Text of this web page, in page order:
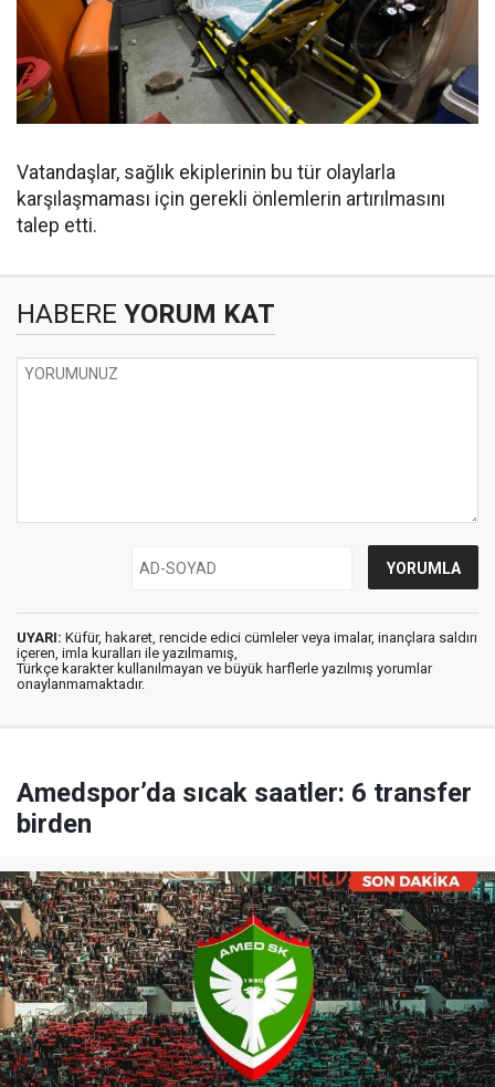
Vatandaşlar, sağlık ekiplerinin bu tür olaylarla
karşılaşmaması için gerekli önlemlerin artırılmasını
talep etti.
HABERE YORUM KAT
UYARI: Küfür, hakaret, rencide edici cümleler veya imalar, inançlara saldırı
içeren, imla kuralları ile yazılmamış,
Türkçe karakter kullanılmayan ve büyük harflerle yazılmış yorumlar
onaylanmamaktadır.
Amedspor’da sıcak saatler: 6 transfer
birden